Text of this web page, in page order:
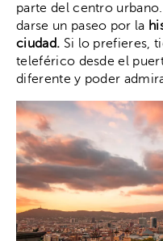
parte del centro
darse un paseo por la
ciudad. Si lo prefieres,
teleférico desde el
diferente y poder